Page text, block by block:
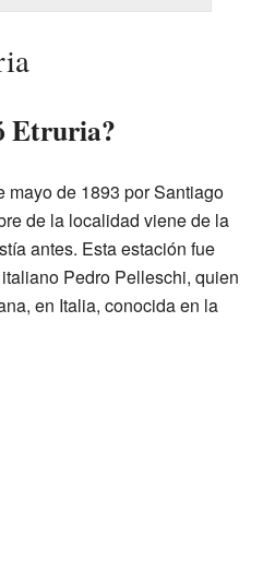
Etruria?
mayo de 1893 por Santiago
de la localidad viene de la
antes. Esta estación fue
Pedro Pelleschi, quien
en Italia, conocida en la